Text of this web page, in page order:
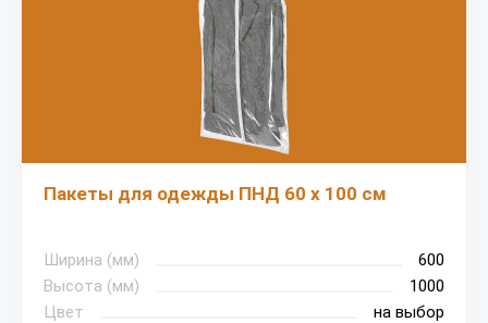
Пакеты для одежды ПНД 60 х 100 см
Ширина (мм)
600
Высота (мм)
1000
Цвет
на выбор